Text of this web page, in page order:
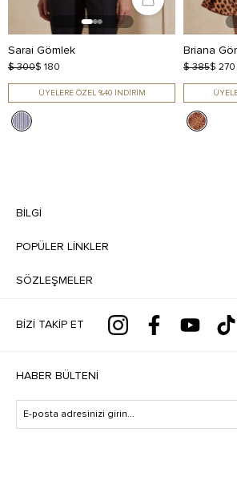
Sarai Gömlek
$ 300$ 180
ÜYELERE ÖZEL %40 İNDİRİM
Briana
$ 385$ 270
BILGI
POPÜLER LİNKLER
SÖZLEŞMELER
BIZI TAKIP ET
HABER BÜLTENI